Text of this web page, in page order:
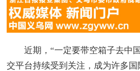
近期，“一定要带空箱子去中国
交平台持续受到关注，成为许多